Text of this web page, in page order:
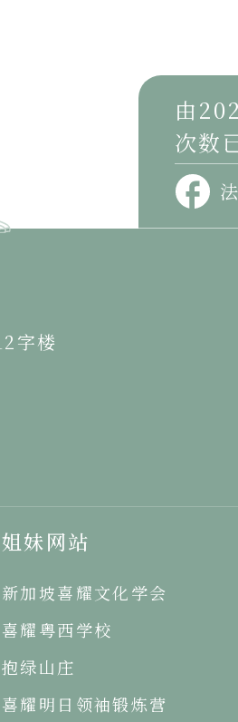
由
次数
字楼
姐妹网站
新加坡喜耀文化学会
喜耀粤西学校
抱绿山庄
喜耀明日领袖锻炼营